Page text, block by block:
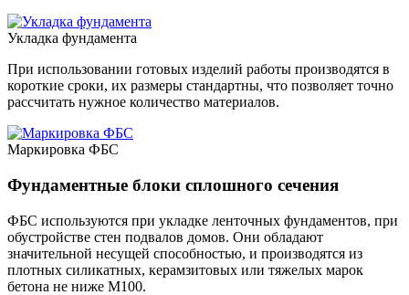
Укладка фундамента
При использовании готовых изделий работы производятся в
короткие сроки, их размеры стандартны, что позволяет точно
рассчитать нужное количество материалов.
Маркировка ФБС
Фундаментные блоки сплошного сечения
ФБС используются при укладке ленточных фундаментов, при
обустройстве стен подвалов домов. Они обладают
значительной несущей способностью, и производятся из
плотных силикатных, керамзитовых или тяжелых марок
бетона не ниже М100.